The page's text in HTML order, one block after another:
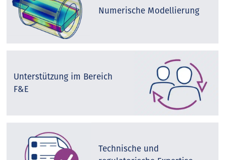
Numerische Modellierung
Unterstützung im Bereich
F&E
Technische und